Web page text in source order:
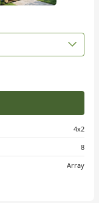
4х2
8
Array